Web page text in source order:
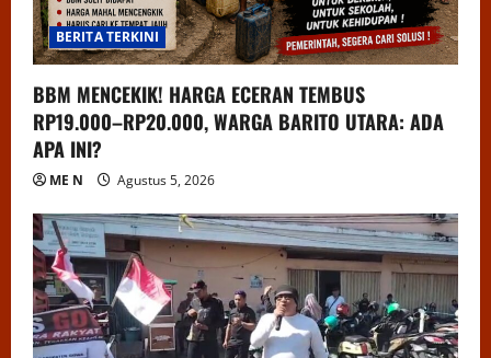
BERITA TERKINI
BBM MENCEKIK! HARGA ECERAN TEMBUS
RP19.000–RP20.000, WARGA BARITO UTARA: ADA
APA INI?
ME N Agustus 5, 2026